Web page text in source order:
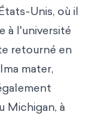
Unis, où il
à l'université
retourné en
mater,
Michigan, à